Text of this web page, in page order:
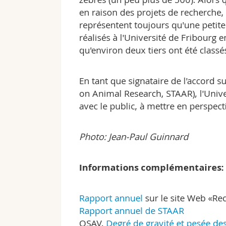
en raison des projets de
représentent toujours qu'une
réalisés à l'Université de Fribourg
qu'environ deux tiers ont été
En tant que signataire de l'accord
on Animal Research, STAAR),
avec le public, à mettre en
Photo: Jean-Paul Guinnard
Informations complémentaires:
Rapport annuel sur le site Web
Rapport annuel de STAAR
OSAV, Degré de gravité et pesée